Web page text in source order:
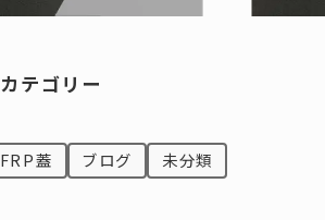
カテゴリー
FRP蓋 ブログ 未分類